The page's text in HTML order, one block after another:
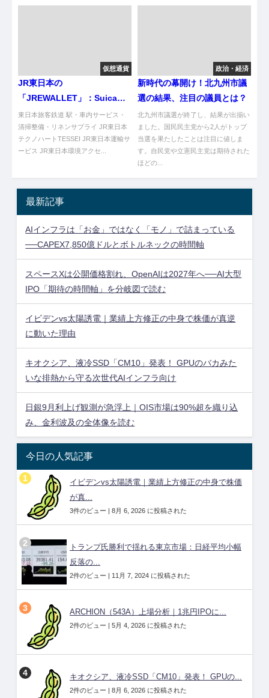
仮想通貨
JR東日本の
「JREWALLET」：Suicaデ
ータを活用した新時代のブロ
ックチェーンアプリ
東日本旅客鉄道 駅・車内サービス・
清掃整備・リネンサプライ JR東日本
テクノハートTESSEI JR東日本運輸サ
ービス JR東日本環境アクセ...
政治・経済
新時代の幕開け！北九州市議
選の結果、注目の議員とは？
北九州市議選が終了し、結果が出揃い
ました。国民民主党から2人がトップ
当選を果たしたことは注目に値しま
す。自民党や立憲民主党は期待された
ほどの...
最新記事
AIインフラは「お金」ではなく「モノ」で詰まっている
──CAPEX7,850億ドルとボトルネックの時間軸
スペースXは公開価格割れ、OpenAIは2027年へ──AI大型
IPO「期待の時間軸」を分岐図で読む
イビデンvs太陽誘電｜業績上方修正の中身で株価が真逆
に動いた理由
キオクシア、液冷SSD「CM10」発表！ GPUのバカみた
いな排熱から守る次世代AIインフラ向け
日銀9月利上げ観測が急浮上｜OIS市場は90%超を織り込
み、金利波及の全体像を読む
今日の人気記事
イビデンvs太陽誘電｜業績上方修正の中身で株価
が真...
3件のビュー 8月 6, 2026 に投稿された
トランプ氏勝利で揺れる東京市場：日経平均小幅
反落の...
2件のビュー 11月 7, 2024 に投稿された
ARCHION（543A）上場分析｜1兆円IPOに...
2件のビュー 5月 4, 2026 に投稿された
キオクシア、液冷SSD「CM10」発表！ GPUの...
2件のビュー 8月 6, 2026 に投稿された